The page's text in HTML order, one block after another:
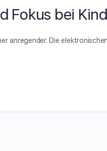
Fokus bei
anregender. Die